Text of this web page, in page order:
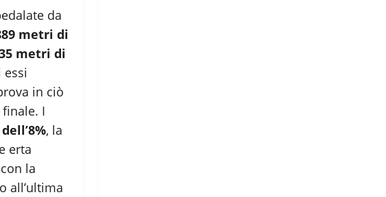
da
metri di
metri di
in ciò
I
, la
erta
la
all’ultima